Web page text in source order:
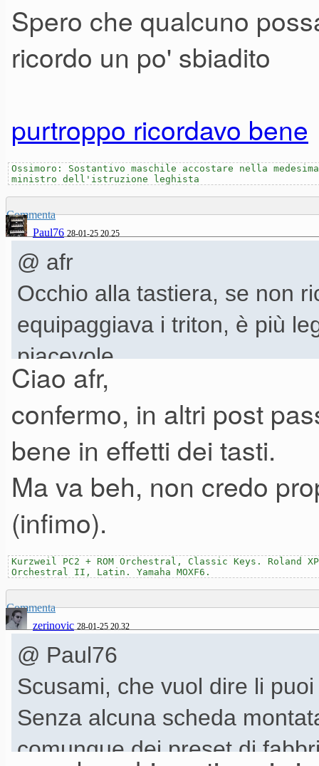
Se l'idea del Karma non
genere, la potrei comunque
qualche modo unico nel suo
Il senso del mio post è più
caratteristiche della
avendola mai provata. Ho
forum, ma sono relative e
tante.
Spero che qualcuno
ricordo un po' sbiadito
purtroppo ricordavo bene
Ossimoro: Sostantivo maschile accostare nella
ministro dell'istruzione leghista
Commenta
Paul76 28-01-25 20.25
@ afr
Occhio alla tastiera, se non
equipaggiava i triton, è più
piacevole
Spero che qualcuno possa
po' sbiadito
purtroppo ricordavo bene
Ciao afr,
confermo, in altri post
bene in effetti dei tasti.
Ma va beh, non credo
(infimo).
Kurzweil PC2 + ROM Orchestral, Classic Keys. Roland
Orchestral II, Latin. Yamaha MOXF6.
Commenta
zerinovic 28-01-25 20.32
@ Paul76
Scusami, che vuol dire li
Senza alcuna scheda
comunque dei preset di